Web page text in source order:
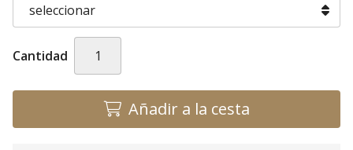
Cantidad
Añadir a la cesta